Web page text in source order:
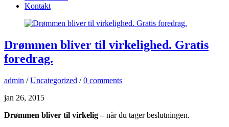
Kontakt
Drømmen bliver til virkelighed. Gratis
foredrag.
admin / Uncategorized / 0 comments
jan 26, 2015
Drømmen bliver til virkelig –når du tager beslutningen.